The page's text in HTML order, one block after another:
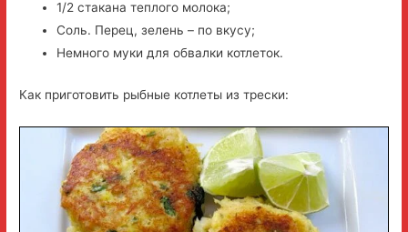
1/2 стакана теплого молока;
Соль. Перец, зелень – по вкусу;
Немного муки для обвалки котлеток.
Как приготовить рыбные котлеты из трески: